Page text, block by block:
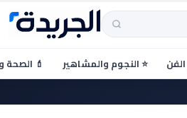
⭐ النجوم والمشاهير 💄 الصحة
… ونجوم